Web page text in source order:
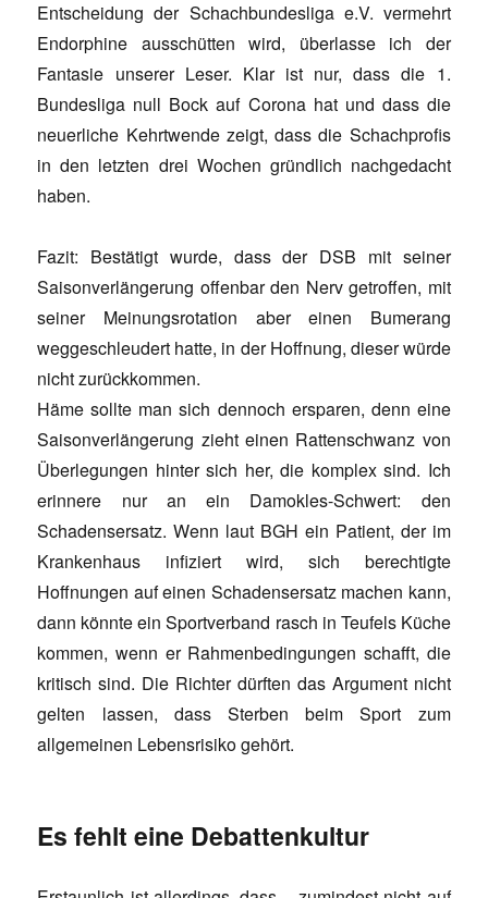
Entscheidung der Schachbundesliga e.V. vermehrt
Endorphine ausschütten wird, überlasse ich der
Fantasie unserer Leser. Klar ist nur, dass die 1.
Bundesliga null Bock auf Corona hat und dass die
neuerliche Kehrtwende zeigt, dass die Schachprofis
in den letzten drei Wochen gründlich nachgedacht
haben.
Fazit: Bestätigt wurde, dass der DSB mit seiner
Saisonverlängerung offenbar den Nerv getroffen, mit
seiner Meinungsrotation aber einen Bumerang
weggeschleudert hatte, in der Hoffnung, dieser würde
nicht zurückkommen.
Häme sollte man sich dennoch ersparen, denn eine
Saisonverlängerung zieht einen Rattenschwanz von
Überlegungen hinter sich her, die komplex sind. Ich
erinnere nur an ein Damokles-Schwert: den
Schadensersatz. Wenn laut BGH ein Patient, der im
Krankenhaus infiziert wird, sich berechtigte
Hoffnungen auf einen Schadensersatz machen kann,
dann könnte ein Sportverband rasch in Teufels Küche
kommen, wenn er Rahmenbedingungen schafft, die
kritisch sind. Die Richter dürften das Argument nicht
gelten lassen, dass Sterben beim Sport zum
allgemeinen Lebensrisiko gehört.
Es fehlt eine Debattenkultur